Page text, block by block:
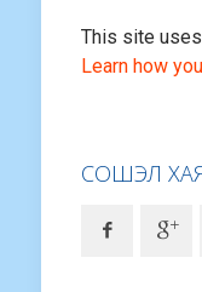
This site
Learn how
СОШЭЛ